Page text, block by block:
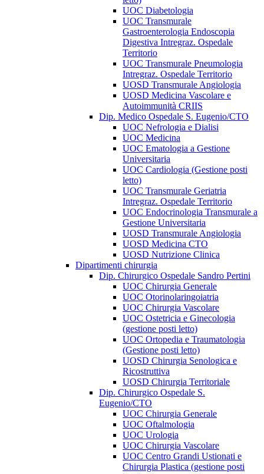
UOC Diabetologia
UOC Transmurale
Gastroenterologia Endoscopia
Digestiva Intregraz. Ospedale
Territorio
UOC Transmurale Pneumologia
Intregraz. Ospedale Territorio
UOSD Transmurale Angiologia
UOSD Medicina Vascolare e
Autoimmunità CRIIS
Dip. Medico Ospedale S. Eugenio/CTO
UOC Nefrologia e Dialisi
UOC Medicina
UOC Ematologia a Gestione
Universitaria
UOC Cardiologia (Gestione posti
letto)
UOC Transmurale Geriatria
Intregraz. Ospedale Territorio
UOC Endocrinologia Transmurale a
Gestione Universitaria
UOSD Transmurale Angiologia
UOSD Medicina CTO
UOSD Nutrizione Clinica
Dipartimenti chirurgia
Dip. Chirurgico Ospedale Sandro Pertini
UOC Chirurgia Generale
UOC Otorinolaringoiatria
UOC Chirurgia Vascolare
UOC Ostetricia e Ginecologia
(gestione posti letto)
UOC Ortopedia e Traumatologia
(Gestione posti letto)
UOSD Chirurgia Senologica e
Ricostruttiva
UOSD Chirurgia Territoriale
Dip. Chirurgico Ospedale S.
Eugenio/CTO
UOC Chirurgia Generale
UOC Oftalmologia
UOC Urologia
UOC Chirurgia Vascolare
UOC Centro Grandi Ustionati e
Chirurgia Plastica (gestione posti